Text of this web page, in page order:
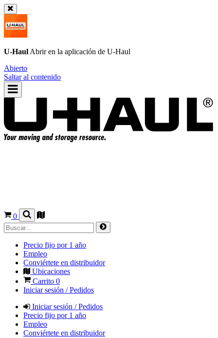
U-Haul Abrir en la aplicación de U-Haul
Abierto
Saltar al contenido
0
Precio fijo por 1 año
Empleo
Conviértete en distribuidor
Ubicaciones
Carrito 0
Iniciar sesión / Pedidos
Iniciar sesión / Pedidos
Precio fijo por 1 año
Empleo
Conviértete en distribuidor